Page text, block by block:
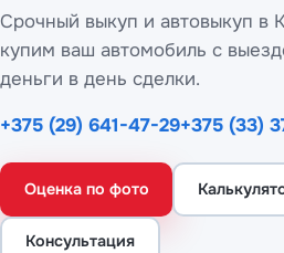
Срочный выкуп и автовыкуп в
купим ваш автомобиль с
деньги в день сделки.
+375 (29) 641-47-29+375 (33)
Оценка по фото
Консультация